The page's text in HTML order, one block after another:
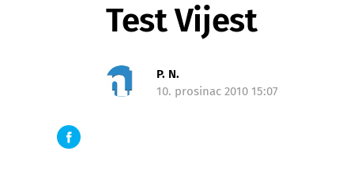
Test Vijest
P. N.
10. prosinac 2010 15:07